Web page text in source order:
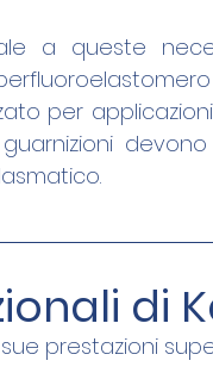
a queste
per
devono
di
prestazioni